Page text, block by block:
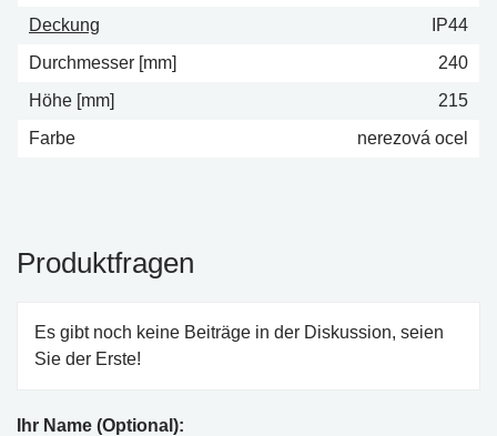
Deckung
IP44
Durchmesser [mm]
240
Höhe [mm]
215
Farbe
nerezová ocel
Produktfragen
Es gibt noch keine Beiträge in der Diskussion, seien
Sie der Erste!
Ihr Name (Optional):